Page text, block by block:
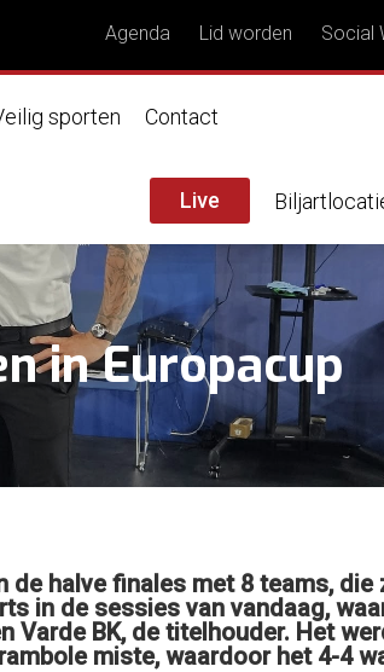
Agenda Lid worden Social
sporten Contact
Live
in Europacup
de halve finales met 8 teams, die
in de sessies van vandaag,
Varde BK, de titelhouder. Het
miste, waardoor het 4-4